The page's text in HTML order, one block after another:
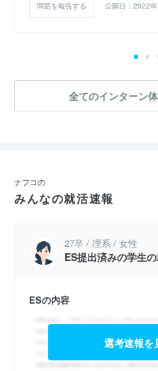
問題を報告する 公開日：2022
全てのインターン
ナフコの
みんなの就活速報
27卒 / 理系 / 女性
ES提出済みの学生
ESの内容
選考速報を